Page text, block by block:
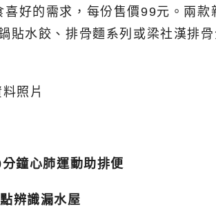
好的需求，每份售價99元。兩
貼水餃、排骨麵系列或梁社漢排
照片
鐘心肺運動助排便
辨識漏水屋